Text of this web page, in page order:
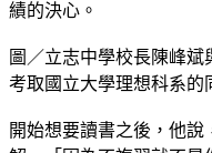
績的決心。
圖／立志中學校長陳峰
考取國立大學理想科系的
開始想要讀書之後，他